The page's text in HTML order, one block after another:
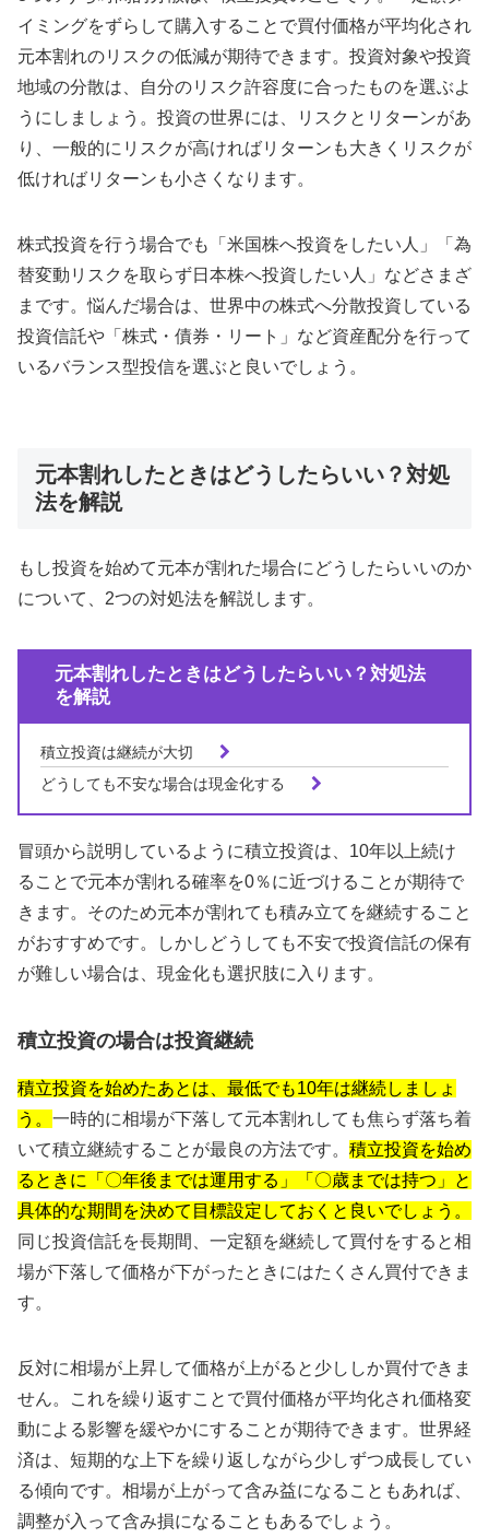
イミングをずらして購入することで買付価格が平均化され
元本割れのリスクの低減が期待できます。投資対象や投資
地域の分散は、自分のリスク許容度に合ったものを選ぶよ
うにしましょう。投資の世界には、リスクとリターンがあ
り、一般的にリスクが高ければリターンも大きくリスクが
低ければリターンも小さくなります。
株式投資を行う場合でも「米国株へ投資をしたい人」「為
替変動リスクを取らず日本株へ投資したい人」などさまざ
まです。悩んだ場合は、世界中の株式へ分散投資している
投資信託や「株式・債券・リート」など資産配分を行って
いるバランス型投信を選ぶと良いでしょう。
元本割れしたときはどうしたらいい？対処
法を解説
もし投資を始めて元本が割れた場合にどうしたらいいのか
について、2つの対処法を解説します。
元本割れしたときはどうしたらいい？対処法
を解説
積立投資は継続が大切
どうしても不安な場合は現金化する
冒頭から説明しているように積立投資は、10年以上続け
ることで元本が割れる確率を0％に近づけることが期待で
きます。そのため元本が割れても積み立てを継続すること
がおすすめです。しかしどうしても不安で投資信託の保有
が難しい場合は、現金化も選択肢に入ります。
積立投資の場合は投資継続
積立投資を始めたあとは、最低でも10年は継続しましょ
う。 一時的に相場が下落して元本割れしても焦らず落ち着
いて積立継続することが最良の方法です。 積立投資を始め
るときに「〇年後までは運用する」「〇歳までは持つ」と
具体的な期間を決めて目標設定しておくと良いでしょう。
同じ投資信託を長期間、一定額を継続して買付をすると相
場が下落して価格が下がったときにはたくさん買付できま
す。
反対に相場が上昇して価格が上がると少ししか買付できま
せん。これを繰り返すことで買付価格が平均化され価格変
動による影響を緩やかにすることが期待できます。世界経
済は、短期的な上下を繰り返しながら少しずつ成長してい
る傾向です。相場が上がって含み益になることもあれば、
調整が入って含み損になることもあるでしょう。